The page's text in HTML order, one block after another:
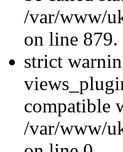
/var/www/
on line 879.
strict
compatible
/var/www/